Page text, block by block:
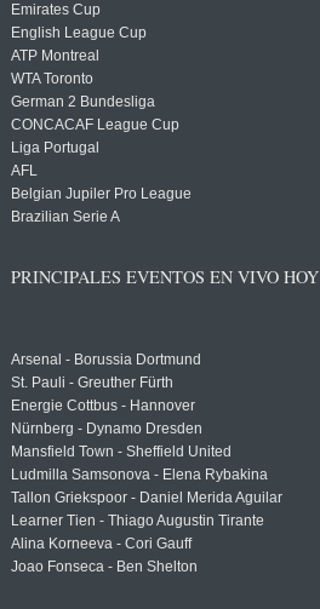
Emirates Cup
English League Cup
ATP Montreal
WTA Toronto
German 2 Bundesliga
CONCACAF League Cup
Liga Portugal
AFL
Belgian Jupiler Pro League
Brazilian Serie A
PRINCIPALES EVENTOS EN VIVO HOY
Arsenal - Borussia Dortmund
St. Pauli - Greuther Fürth
Energie Cottbus - Hannover
Nürnberg - Dynamo Dresden
Mansfield Town - Sheffield United
Ludmilla Samsonova - Elena Rybakina
Tallon Griekspoor - Daniel Merida Aguilar
Learner Tien - Thiago Augustin Tirante
Alina Korneeva - Cori Gauff
Joao Fonseca - Ben Shelton